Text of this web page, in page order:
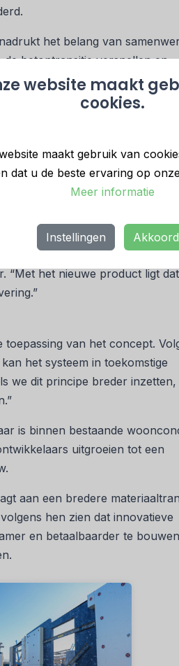
website maakt
cookies.
maakt gebruik van
dat u de beste ervaring op
Meer informatie
Instellingen Akkoord
het belang van
betontransitie versnellen en
en het Akkoord van
de CO₂-uitstoot, kan dat
Alexander van
het beeld rond beton
kunnen we duurzame
Wim Jansze, directeur
kanaalplaatvloer een CO₂-
“Met het nieuwe product ligt
van het concept.
het systeem in toekomstige
we dit principe breder inzetten,
is binnen bestaande
uitgroeien tot een
aan een bredere
hen zien dat innovatieve
en betaalbaarder te